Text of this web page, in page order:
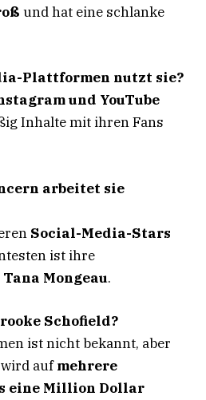
und hat eine schlanke
Plattformen nutzt sie?
und YouTube
Inhalte mit ihren Fans
arbeitet sie
Social-Media-Stars
ist ihre
Tana Mongeau.
Schofield?
ist nicht bekannt, aber
wird aufmehrere
eine Million Dollar